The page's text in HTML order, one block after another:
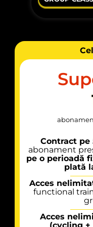
Contract pe
abonament
pe o perioadă
plată
Acces
functional
Acces
(cycling +